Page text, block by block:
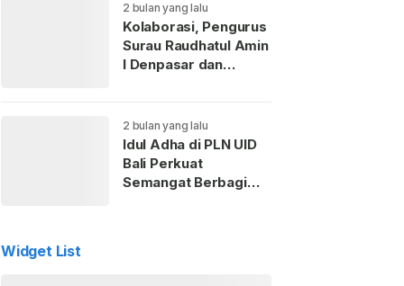
2 bulan yang lalu
Kolaborasi, Pengurus
Surau Raudhatul Amin
I Denpasar dan
Hewan Kurban
2 bulan yang lalu
Idul Adha di PLN UID
Bali Perkuat
Semangat Berbagi
Widget List